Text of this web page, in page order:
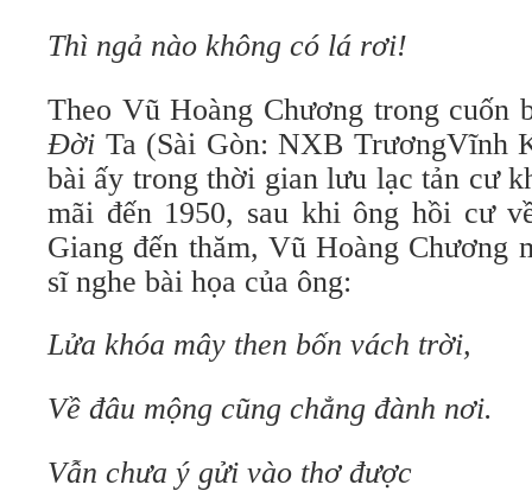
Thì ngả nào không có lá rơi!
Theo Vũ Hoàng Chương trong cuốn
Đời Ta (Sài Gòn: NXB TrươngVĩnh
bài ấy trong thời gian lưu lạc tản cư
mãi đến 1950, sau khi ông hồi cư
Giang đến thăm, Vũ Hoàng Chương
sĩ nghe bài họa của ông:
Lửa khóa mây then bốn vách trời,
Về đâu mộng cũng chẳng đành nơi.
Vẫn chưa ý gửi vào thơ được